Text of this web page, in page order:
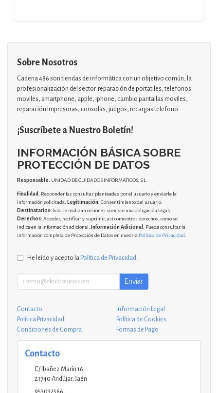
Sobre Nosotros
Cadena 486 son tiendas de informática con un objetivo común, la
profesionalización del sector. reparación de portatiles, telefonos
moviles, smartphone, apple, iphone, cambio pantallas moviles,
reparación impresoras, consolas, juegos, recargas telefono
¡Suscríbete a Nuestro Boletín!
INFORMACIÓN BÁSICA SOBRE
PROTECCIÓN DE DATOS
Responsable: UNIDAD DE CUIDADOS INFORMATICOS, S.L.
Finalidad: Responder las consultas planteadas por el usuario y enviarle la
información solicitada; Legitimación: Consentimiento del usuario;
Destinatarios: Solo se realizan cesiones si existe una obligación legal;
Derechos: Acceder, rectificar y suprimir, así como otros derechos, como se
indica en la información adicional; Información Adicional : Puede consultar la
información completa de Protección de Datos en nuestra Política de Privacidad
He leído y acepto la Política de Privacidad
Enviar
Contacto
Información Legal
Política Privacidad
Política de Cookies
Condiciones de Compra
Formas de Pago
Contacto
C/ Ibañez Marín 16
23740 Andújar, Jaén
953032566